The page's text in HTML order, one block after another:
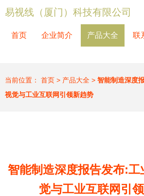
易视线（厦门）科技有限公司
首页 企业简介 产品大全 联
当前位置： 首页 > 产品大全 > 智能制造深度
视觉与工业互联网引领新趋势
智能制造深度报告发布:工
觉与工业互联网引